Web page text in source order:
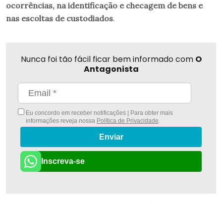
ocorrências, na identificação e checagem de bens e
nas escoltas de custodiados.
Nunca foi tão fácil ficar bem informado com O
Antagonista
Eu concordo em receber notificações | Para obter mais
informações reveja nossa Política de Privacidade.
Enviar
Inscreva-se